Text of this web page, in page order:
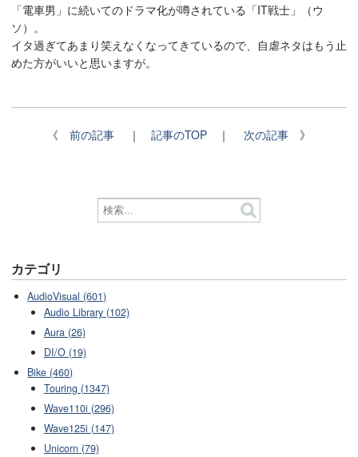
「電車男」に続いてのドラマ化が噂されている「IT戦士」（ウ
ソ）。
イタ過ぎてあまり笑えなくなってきているので、自虐ネタはもう止
めた方がいいと思いますが。
《 前の記事 ｜ 記事のTOP ｜ 次の記事 》
カテゴリ
AudioVisual (601)
Audio Library (102)
Aura (26)
DI/O (19)
Bike (460)
Touring (1347)
Wave110i (296)
Wave125i (147)
Unicorn (79)